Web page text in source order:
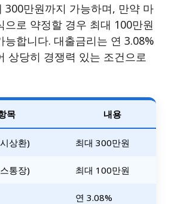
300만원까지 가능하며, 만약 마
으로 약정할 경우 최대 100만원
능합니다. 대출금리는 연 3.08%
상당히 경쟁력 있는 조건으로
목 내용
상환) 최대 300만원
통장) 최대 100만원
연 3.08%